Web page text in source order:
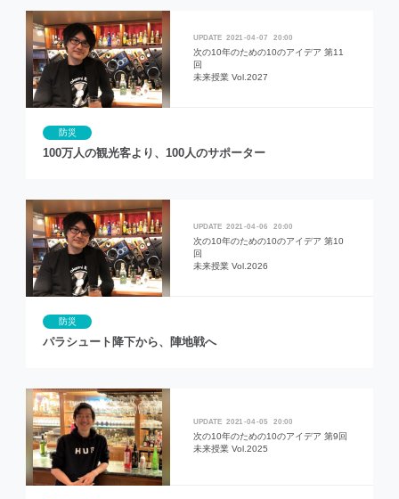
2021 04 07 20:00
次の10年のための10のアイデア 第11
回
未来授業 Vol.2027
防災
100万人の観光客より、100人のサポーター
2021 04 06 20:00
次の10年のための10のアイデア 第10
回
未来授業 Vol.2026
防災
パラシュート降下から、陣地戦へ
2021 04 05 20:00
次の10年のための10のアイデア 第9回
未来授業 Vol.2025